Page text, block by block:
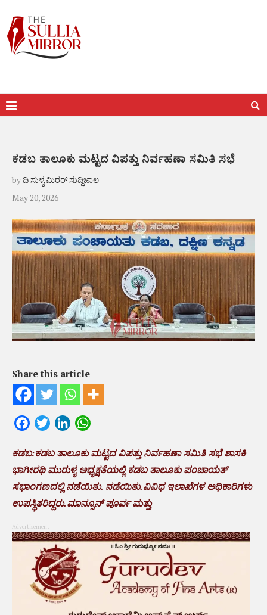
ಕಡಬ ತಾಲೂಕು ಮಟ್ಟದ ವಿಪತ್ತು ನಿರ್ವಹಣಾ ಸಮಿತಿ ಸಭೆ
byದಿ ಸುಳ್ಯ ಮಿರರ್ ಸುದ್ದಿಜಾಲ
May 20, 2026
Share this article
FacebookTwitterLinkedIn
ಕಡಬ:ಕಡಬ ತಾಲೂಕು ಮಟ್ಟದ ವಿಪತ್ತು ನಿರ್ವಹಣಾ ಸಮಿತಿ ಸಭೆ ಶಾಸಕಿ
ಭಾಗೀರಥಿ ಮುರುಳ್ಯ ಅಧ್ಯಕ್ಷತೆಯಲ್ಲಿ ಕಡಬ ತಾಲೂಕು ಪಂಚಾಯತ್
ಸಭಾಂಗಣದಲ್ಲಿ ನಡೆಯಿತು. ನಡೆಯಿತು.ವಿವಿಧ ಇಲಾಖೆಗಳ ಅಧಿಕಾರಿಗಳು
ಉಪಸ್ಥಿತರಿದ್ದರು.ಮಾನ್ಸೂನ್ ಪೂರ್ವ ಮತ್ತು
Advertisement